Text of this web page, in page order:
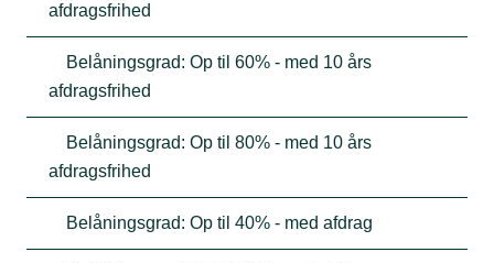
afdragsfrihed
Belåningsgrad: Op til 60% - med 10 års
afdragsfrihed
Belåningsgrad: Op til 80% - med 10 års
afdragsfrihed
Belåningsgrad: Op til 40% - med afdrag